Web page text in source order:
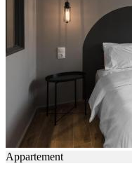
Appartement